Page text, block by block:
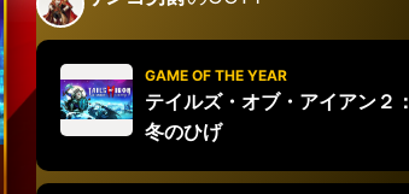
GAME OF THE YEAR
テイルズ・オブ・アイアン２：
冬のひげ